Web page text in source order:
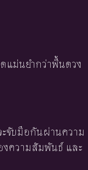
แม่นยำกว่าพื้นดวง
ะจับมือกันผ่านความ
งความสัมพันธ์ และ